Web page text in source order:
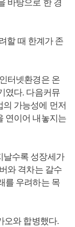
바탕으로 한 경
할 때 한계가 존
터넷환경은 온
였다. 다음커뮤
가능성에 먼저
연이어 내놓지는
날수록 성장세가
와 격차는 갈수
를 우려하는 목
오와 합병했다.